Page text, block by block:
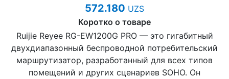
Модемы ADSL, Wan/Lan Роутеры, Wi-Fi
IP Телефония
Стереосистемы
572.180 UZS
Коротко о товаре
Ruijie Reyee RG-EW1200G PRO — это гигабитный
двухдиапазонный беспроводной потребительский
маршрутизатор, разработанный для всех типов
помещений и других сценариев SOHO. Он